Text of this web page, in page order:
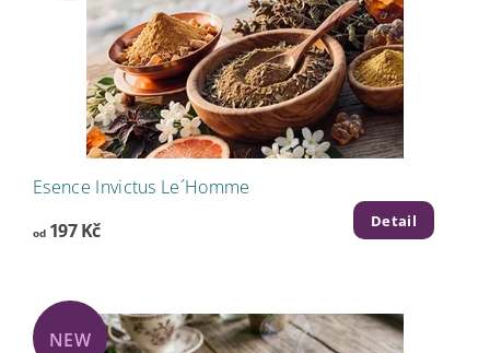
Esence Invictus Le´Homme
od197 Kč Detail
NEW